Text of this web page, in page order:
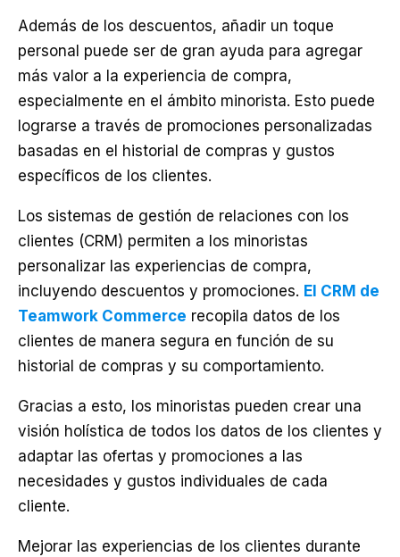
Además de los descuentos, añadir un toque
personal puede ser de gran ayuda para agregar
más valor a la experiencia de compra,
especialmente en el ámbito minorista. Esto puede
lograrse a través de promociones personalizadas
basadas en el historial de compras y gustos
específicos de los clientes.
Los sistemas de gestión de relaciones con los
clientes (CRM) permiten a los minoristas
personalizar las experiencias de compra,
incluyendo descuentos y promociones. El CRM de
Teamwork Commerce recopila datos de los
clientes de manera segura en función de su
historial de compras y su comportamiento.
Gracias a esto, los minoristas pueden crear una
visión holística de todos los datos de los clientes y
adaptar las ofertas y promociones a las
necesidades y gustos individuales de cada
cliente.
Mejorar las experiencias de los clientes durante